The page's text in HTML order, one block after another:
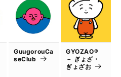
GuugorouCa
seClub
GYOZAO®
－ ぎょざ・
ぎょざお